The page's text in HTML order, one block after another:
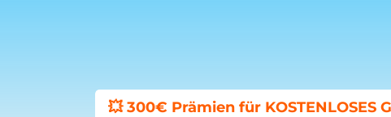
Böklunder-Gewinnspiel: